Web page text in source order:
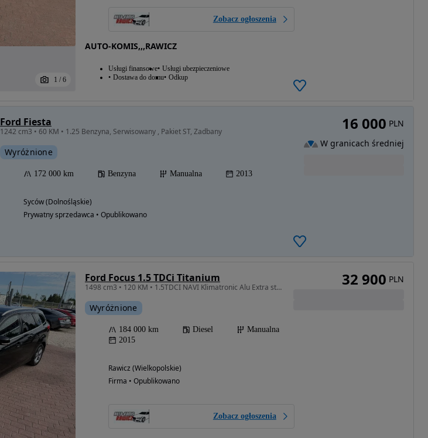
1 / 6
Zobacz ogłoszenia
AUTO-KOMIS,,,RAWICZ
Usługi finansowe Usługi ubezpieczeniowe
Dostawa do domu Odkup
Ford Fiesta
1242 cm3 • 60 KM • 1.25 Benzyna, Serwisowany , Pakiet ST, Zadbany
Wyróżnione
172 000 km Benzyna Manualna 2013
Syców (Dolnośląskie)
Prywatny sprzedawca • Opublikowano
16 000 PLN
W granicach średniej
Ford Focus 1.5 TDCi Titanium
1498 cm3 • 120 KM • 1.5TDCI NAVI Klimatronic Alu Extra stan !!
Wyróżnione
184 000 km Diesel
Manualna
2015
Rawicz (Wielkopolskie)
Firma • Opublikowano
Zobacz ogłoszenia
32 900 PLN